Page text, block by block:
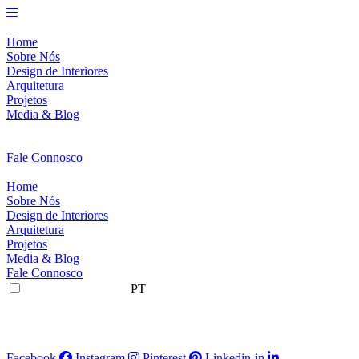
Pular
o
conteúdo
Home
Sobre Nós
Design de Interiores
Arquitetura
Projetos
Media & Blog
Fale Connosco
Home
Sobre Nós
Design de Interiores
Arquitetura
Projetos
Media & Blog
Fale Connosco
PT